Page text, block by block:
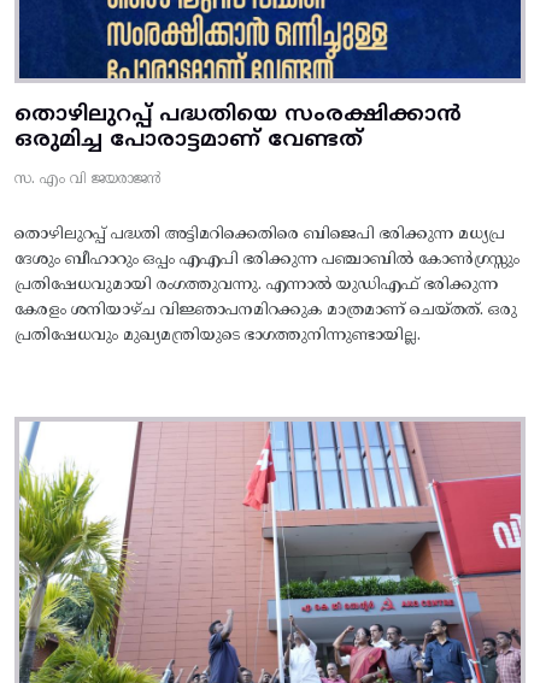
തൊഴിലുറപ്പ് പദ്ധതിയെ സംരക്ഷിക്കാൻ
ഒരുമിച്ച പോരാട്ടമാണ് വേണ്ടത്
സ. എം വി ജയരാജൻ
തൊഴിലുറപ്പ് പദ്ധതി അട്ടിമറിക്കെതിരെ ബിജെപി ഭരിക്കുന്ന മധ്യപ്ര
ദേശും ബീഹാറും ഒപ്പം എഎപി ഭരിക്കുന്ന പഞ്ചാബിൽ കോൺഗ്രസ്സും
പ്രതിഷേധവുമായി രംഗത്തുവന്നു. എന്നാൽ യുഡിഎഫ് ഭരിക്കുന്ന
കേരളം ശനിയാഴ്ച വിജ്ഞാപനമിറക്കുക മാത്രമാണ് ചെയ്തത്. ഒരു
പ്രതിഷേധവും മുഖ്യമന്ത്രിയുടെ ഭാഗത്തുനിന്നുണ്ടായില്ല.